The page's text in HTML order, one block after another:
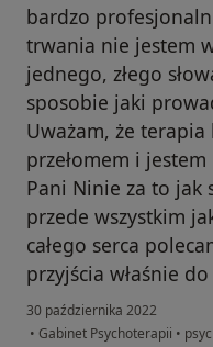
bardzo
trwania nie jestem
jednego, złego
sposobie jaki
Uważam, że
przełomem i
Pani Ninie za to jak
przede wszystkim
całego serca
przyjścia właśnie
30 października 2022
• Gabinet Psychoterapii •